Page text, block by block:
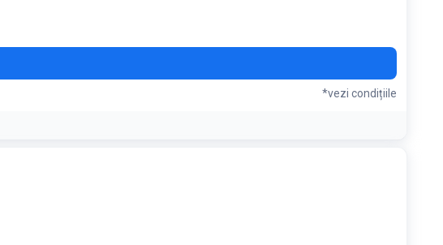
*vezi condițiile